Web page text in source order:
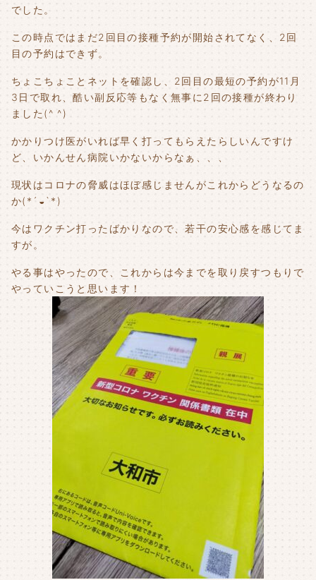
でした。
この時点ではまだ2回目の接種予約が開始されてなく、2回
目の予約はできず。
ちょこちょことネットを確認し、2回目の最短の予約が11月
3日で取れ、酷い副反応等もなく無事に2回の接種が終わり
ました(^ ^)
かかりつけ医がいれば早く打ってもらえたらしいんですけ
ど、いかんせん病院いかないからなぁ、、、
現状はコロナの脅威はほぼ感じませんがこれからどうなるの
か(*´◒`*)
今はワクチン打ったばかりなので、若干の安心感を感じてま
すが。
やる事はやったので、これからは今までを取り戻すつもりで
やっていこうと思います！